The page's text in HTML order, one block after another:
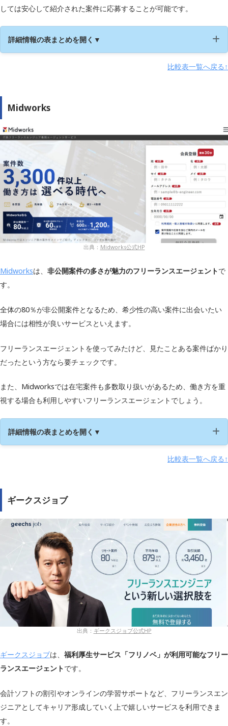
しては安心して紹介された案件に応募することが可能です。
詳細情報の表まとめを開く▼
在宅案件数
在宅・リモ
有り
副業案件
対応エリア
北海道・東北/関東/北信越・東海/関西/
中国・四国/九州・沖縄
比較表一覧へ戻る↑
Midworks
出典： Midworks公式HP
Midworksは、 非公開案件の多さが魅力のフリーランスエージェントで
す。
全体の80％が非公開案件となるため、希少性の高い案件に出会いたい
場合には相性が良いサービスといえます。
フリーランスエージェントを使ってみたけど、見たことある案件ばかり
だったという方なら要チェックです。
また、Midworksでは在宅案件も多数取り扱いがあるため、働き方を重
視する場合も利用しやすいフリーランスエージェントでしょう。
詳細情報の表まとめを開く▼
株式会社Branding Engineer
在宅案件数
在宅・リモート案件 有り
副業案件 なし
対応エリア 全国
比較表一覧へ戻る↑
ギークスジョブ
出典： ギークスジョブ公式HP
ギークスジョブは、 福利厚生サービス「フリノベ」が利用可能なフリー
ランスエージェントです。
会計ソフトの割引やオンラインの学習サポートなど、フリーランスエン
ジニアとしてキャリア形成していく上で嬉しいサービスを利用できま
す。